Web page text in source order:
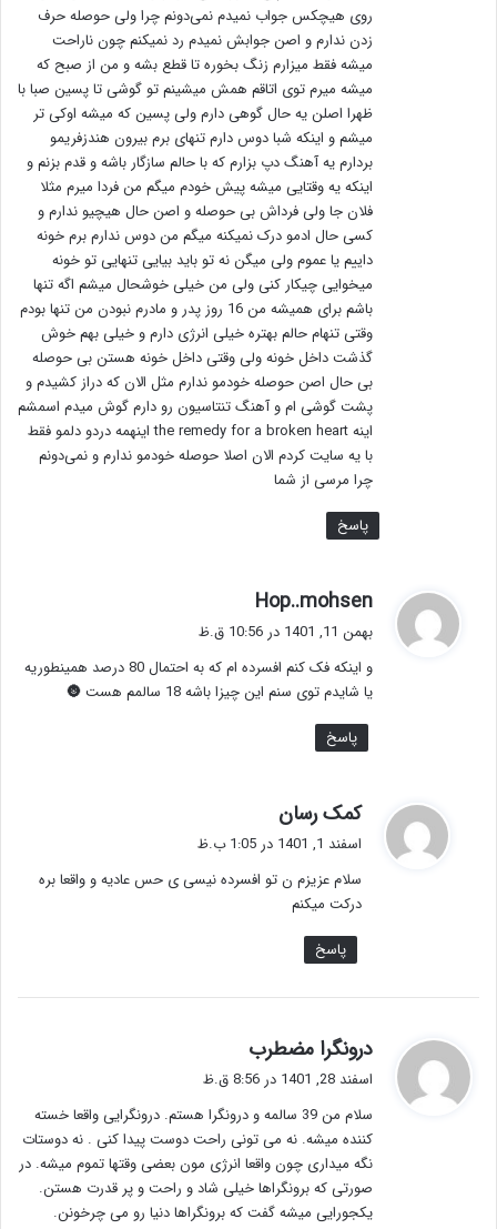
روی هیچکس جواب نمیدم نمی‌دونم چرا ولی حوصله حرف
زدن ندارم و اصن جوابش نمیدم رد نمیکنم چون ناراحت
میشه فقط میزارم زنگ بخوره تا قطع بشه و من از صبح که
میشه میرم توی اتاقم همش میشینم تو گوشی تا پسین صبا با
ظهرا اصلن یه حال گوهی دارم ولی پسین که میشه اوکی تر
میشم و اینکه شبا دوس دارم تنهای برم بیرون هندزفریمو
بردارم یه آهنگ دپ بزارم که با حالم سازگار باشه و قدم بزنم و
اینکه یه وقتایی میشه پیش خودم میگم من فردا میرم مثلا
فلان جا ولی فرداش بی حوصله و اصن حال هیچیو ندارم و
کسی حال ادمو درک نمیکنه میگم من دوس ندارم برم خونه
داییم یا عموم ولی میگن نه تو باید بیایی تنهایی تو خونه
میخوایی چیکار کنی ولی من خیلی خوشحال میشم اگه تنها
باشم برای همیشه من 16 روز پدر و مادرم نبودن من تنها بودم
وقتی تنهام حالم بهتره خیلی انرژی دارم و خیلی بهم خوش
گذشت داخل خونه ولی وقتی داخل خونه هستن بی حوصله
بی حال اصن حوصله خودمو ندارم مثل الان که دراز کشیدم و
پشت گوشی ام و آهنگ تنتاسیون رو دارم گوش میدم اسمشم
اینه the remedy for a broken heart اینهمه دردو دلمو فقط
با یه سایت کردم الان اصلا حوصله خودمو ندارم و نمی‌دونم
چرا مرسی از شما
پاسخ
Hop..mohsen
ف
:
بهمن 11, 1401 در 10:56 ق.ظ
و اینکه فک کنم افسرده ام که به احتمال 80 درصد همینطوریه
یا شایدم توی سنم این چیزا باشه 18 سالمم هست 🌚
پاسخ
کمک رسان
:
اسفند 1, 1401 در 1:05 ب.ظ
سلام عزیزم ن تو افسرده نیسی ی حس عادیه و واقعا بره
درکت میکنم
پاسخ
درونگرا مضطرب
ف
:
اسفند 28, 1401 در 8:56 ق.ظ
سلام من 39 سالمه و درونگرا هستم. درونگرایی واقعا خسته
کننده میشه. نه می تونی راحت دوست پیدا کنی . نه دوستات
نگه میداری چون واقعا انرژی مون بعضی وقتها تموم میشه. در
صورتی که برونگراها خیلی شاد و راحت و پر قدرت هستن.
یکجورایی میشه گفت که برونگراها دنیا رو می چرخونن.